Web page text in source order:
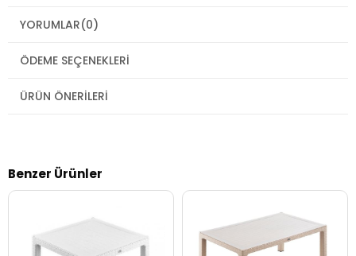
YORUMLAR(0)
ÖDEME SEÇENEKLERI
ÜRÜN ÖNERILERI
Benzer Ürünler